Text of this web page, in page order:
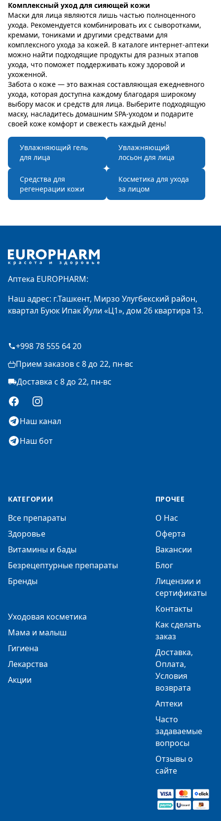
Комплексный уход для сияющей кожи
Маски для лица являются лишь частью полноценного
ухода. Рекомендуется комбинировать их с сыворотками,
кремами, тониками и другими средствами для
комплексного ухода за кожей. В каталоге интернет-аптеки
можно найти подходящие продукты для разных этапов
ухода, что поможет поддерживать кожу здоровой и
ухоженной.
Забота о коже — это важная составляющая ежедневного
ухода, которая доступна каждому благодаря широкому
выбору масок и средств для лица. Выберите подходящую
маску, насладитесь домашним SPA-уходом и подарите
своей коже комфорт и свежесть каждый день!
Увлажняющий гель
для лица
Увлажняющий
лосьон для лица
Средства для
регенерации кожи
Косметика для ухода
за лицом
Аптека EUROPHARM:
Наш адрес: г.Ташкент, Мирзо Улугбекский район,
квартал Буюк Ипак Йули «Ц1», дом 26 квартира 13.
+998 78 555 64 20
Прием заказов с 8 до 22, пн-вс
Доставка с 8 до 22, пн-вс
FacebookInstagram
Наш канал
Наш бот
КАТЕГОРИИ
Все препараты
Здоровье
Витамины и бады
Безрецептурные препараты
Бренды
Уходовая косметика
Мама и малыш
Гигиена
Лекарства
Акции
ПРОЧЕЕ
О Нас
Оферта
Вакансии
Блог
Лицензии и
сертификаты
Контакты
Как сделать
заказ
Доставка,
Оплата,
Условия
возврата
Аптеки
Часто
задаваемые
вопросы
Отзывы о
сайте